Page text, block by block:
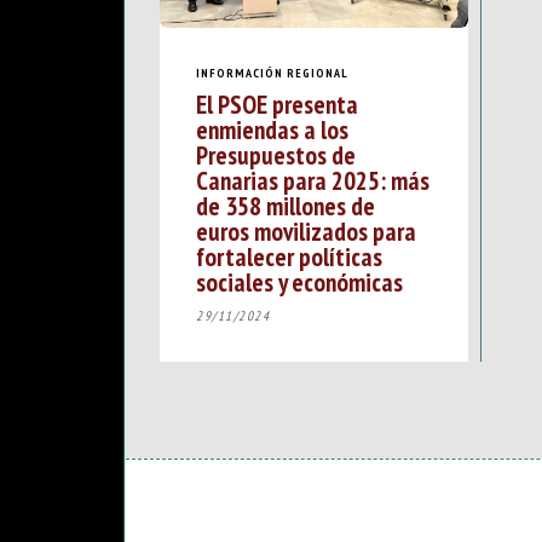
INFORMACIÓN REGIONAL
El PSOE presenta
enmiendas a los
Presupuestos de
Canarias para 2025: más
de 358 millones de
euros movilizados para
fortalecer políticas
sociales y económicas
29/11/2024